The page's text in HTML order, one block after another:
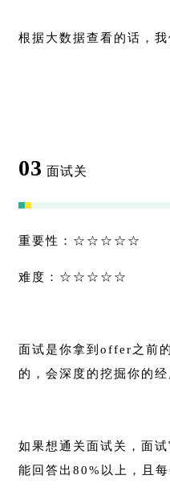
根据大数据查看的话，
03 面试关
重要性：☆☆☆☆☆
难度：☆☆☆☆☆
面试是你拿到offer之前
的，会深度的挖掘你的经
如果想通关面试关，面
能回答出80%以上，且